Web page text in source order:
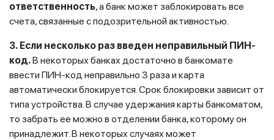
ответственность, а банк может заблокировать все
счета, связанные с подозрительной активностью.
3. Если несколько раз введен неправильный ПИН-
код.В некоторых банках достаточно в банкомате
ввести ПИН-код неправильно 3 раза и карта
автоматически блокируется. Срок блокировки зависит от
типа устройства. В случае удержания карты банкоматом,
то забрать ее можно в отделении банка, которому он
принадлежит. В некоторых случаях может